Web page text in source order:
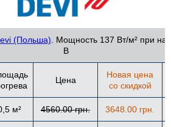
(Польша) . Мощность 137 Вт/м² при
В
Цена
Новая цена
со скидкой
м² 4560.00 грн. 3648.00 грн.